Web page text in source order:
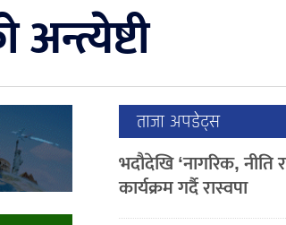
ताजा अपडेट्स
भदौदेखि ‘नागरिक, नीति
कार्यक्रम गर्दै रास्वपा